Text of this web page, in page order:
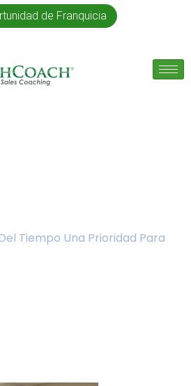
de Franquicia
Tiempo Una Prioridad Para